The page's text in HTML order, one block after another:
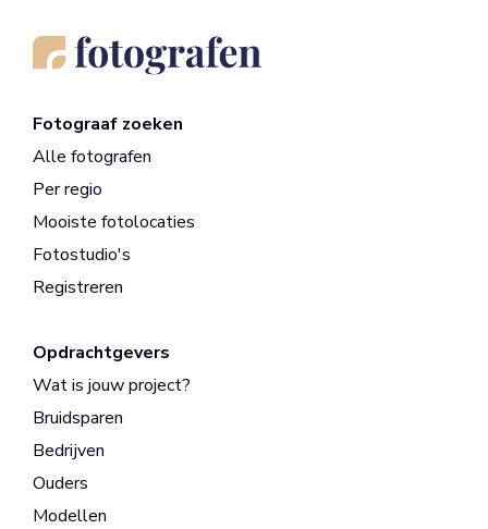
Fotograaf zoeken
Alle fotografen
Per regio
Mooiste fotolocaties
Fotostudio's
Registreren
Opdrachtgevers
Wat is jouw project?
Bruidsparen
Bedrijven
Ouders
Modellen